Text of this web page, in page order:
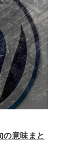
の意味まと